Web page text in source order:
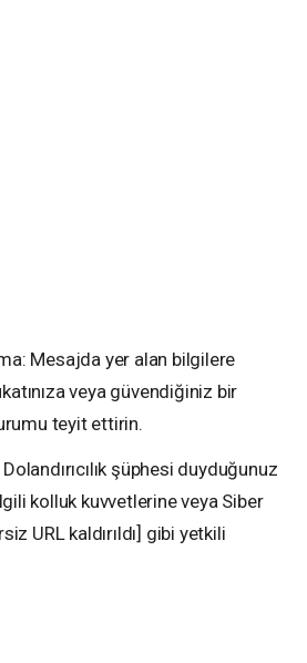
Mesajda yer alan bilgilere
veya güvendiğiniz bir
teyit ettirin.
şüphesi duyduğunuz
kolluk kuvvetlerine veya Siber
URL kaldırıldı] gibi yetkili